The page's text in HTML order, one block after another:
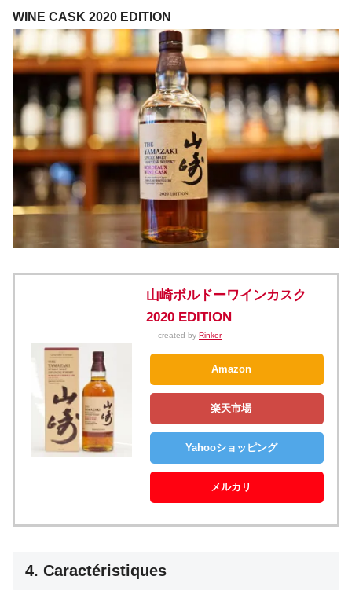
WINE CASK 2020 EDITION
山崎ボルドーワインカスク
2020 EDITION
created by Rinker
Amazon
楽天市場
Yahooショッピング
メルカリ
4. Caractéristiques